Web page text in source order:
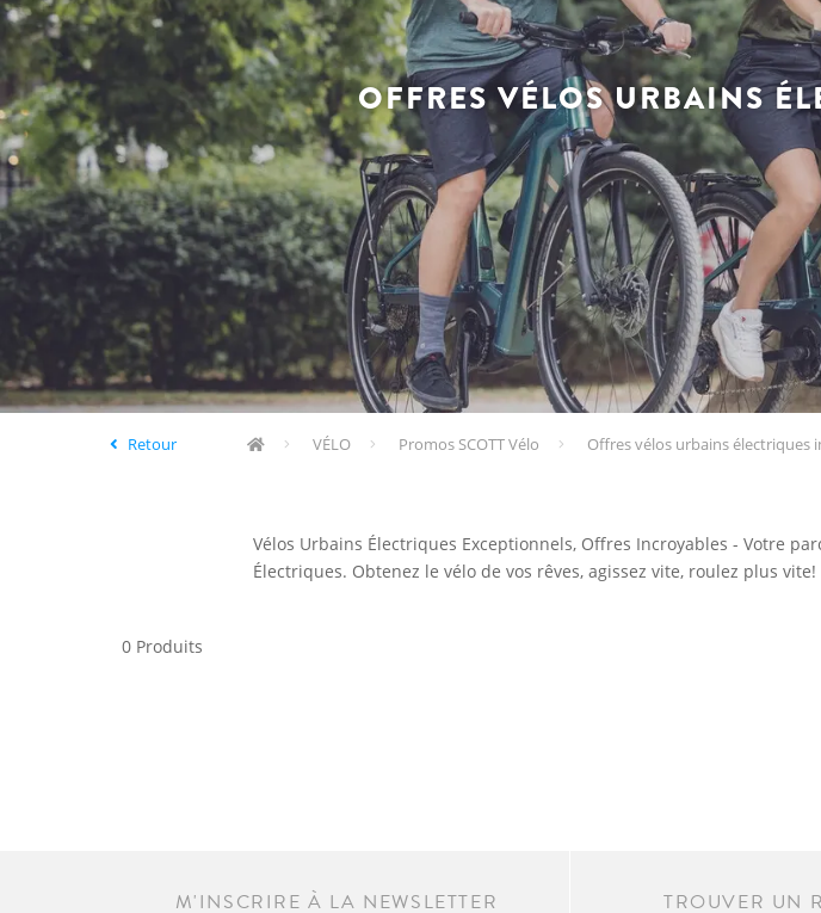
OFFRES VÉLOS URBAINS
Retour VÉLO Promos SCOTT Vélo Offres vélos urbains électriques
Vélos Urbains Électriques Exceptionnels, Offres Incroyables - Votre
Électriques. Obtenez le vélo de vos rêves, agissez vite, roulez plus vite!
0 Produits
M'INSCRIRE À LA NEWSLETTER TROUVER UN